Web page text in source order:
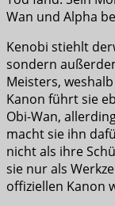
Wan und Alpha
Kenobi stiehlt
sondern
Meisters,
Kanon führt sie
Obi-Wan,
macht sie ihn
nicht als ihre
sie nur als
offiziellen Kanon